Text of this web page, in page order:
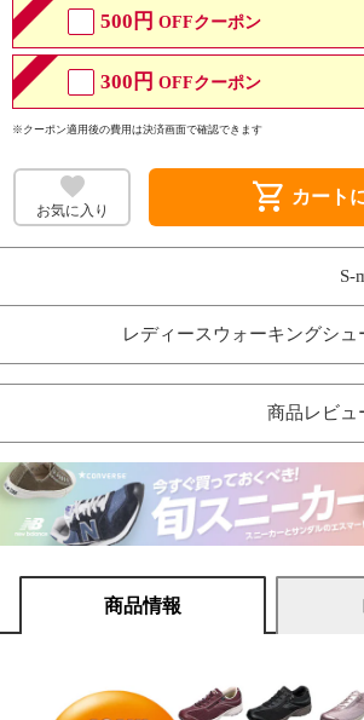
500円 OFFクーポン
300円 OFFクーポン
※クーポン適用後の費用は決済画面で確認できます
お気に入り shopping_cart カート
S-
レディースウォーキングシュ
商品レビュ
商品情報